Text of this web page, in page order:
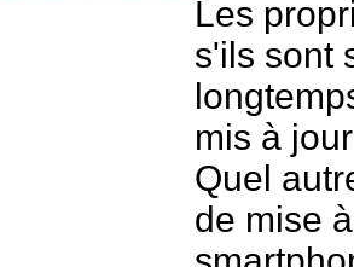
Les
s'ils sont
mis à
Quel
de mise